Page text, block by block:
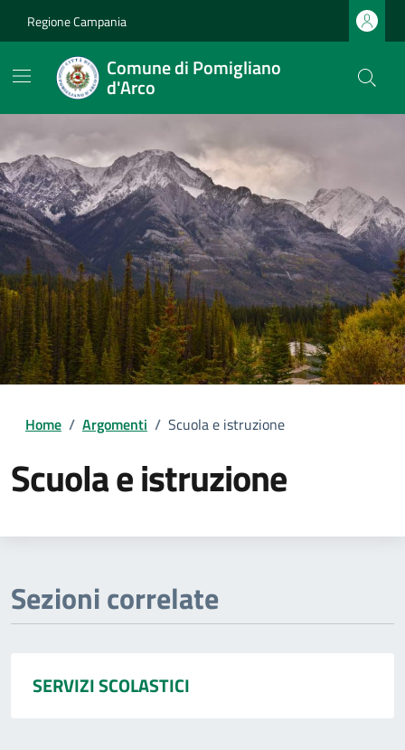
Regione Campania
Comune di Pomigliano
d'Arco
Home / Argomenti / Scuola e istruzione
Scuola e istruzione
Dettagli della notizia
Sezioni correlate
SERVIZI SCOLASTICI